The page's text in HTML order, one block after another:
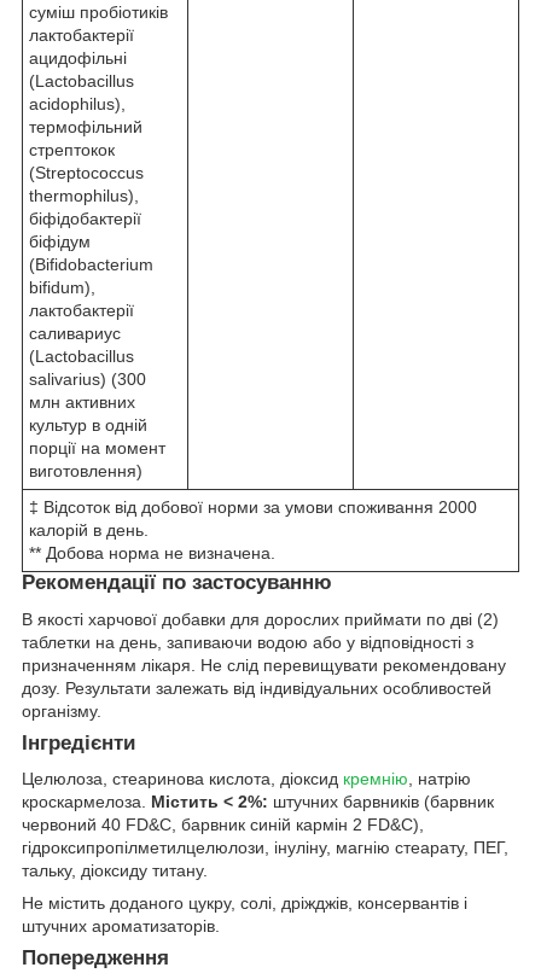
суміш пробіотиків
лактобактерії
ацидофільні
(Lactobacillus
acidophilus),
термофільний
стрептокок
(Streptococcus
thermophilus),
біфідобактерії
біфідум
(Bifidobacterium
bifidum),
лактобактерії
саливариус
(Lactobacillus
salivarius) (300
млн активних
культур в одній
порції на момент
виготовлення)
‡ Відсоток від добової норми за умови споживання 2000
калорій в день.
** Добова норма не визначена.
Рекомендації по застосуванню
В якості харчової добавки для дорослих приймати по дві (2)
таблетки на день, запиваючи водою або у відповідності з
призначенням лікаря. Не слід перевищувати рекомендовану
дозу. Результати залежать від індивідуальних особливостей
організму.
Інгредієнти
Целюлоза, стеаринова кислота, діоксид кремнію, натрію
кроскармелоза. Містить < 2%: штучних барвників (барвник
червоний 40 FD&C, барвник синій кармін 2 FD&C),
гідроксипропілметилцелюлози, інуліну, магнію стеарату, ПЕГ,
тальку, діоксиду титану.
Не містить доданого цукру, солі, дріжджів, консервантів і
штучних ароматизаторів.
Попередження